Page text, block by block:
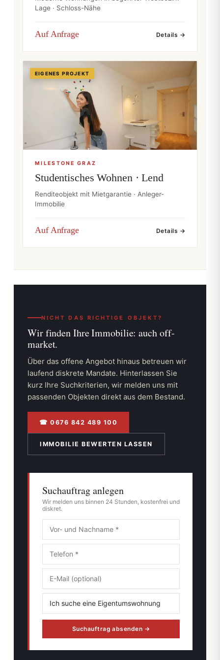
Lage · Schloss-Nähe
Auf Anfrage Details →
EIGENES PROJEKT
MILESTONE GRAZ
Studentisches Wohnen · Lend
Renditeobjekt mit Mietgarantie · Anleger-
Immobilie
Auf Anfrage Details →
NICHT DAS RICHTIGE OBJEKT?
Wir finden Ihre Immobilie:auch off-
market.
Über das offene Angebot hinaus betreuen wir
laufend diskrete Mandate. Hinterlassen Sie
kurz Ihre Suchkriterien, wir melden uns mit
passenden Objekten direkt aus dem Bestand.
☎ 0676 842 489 100
IMMOBILIE BEWERTEN LASSEN
Suchauftrag anlegen
Wir melden uns binnen 24 Stunden, kostenfrei und
diskret.
Suchauftrag absenden →